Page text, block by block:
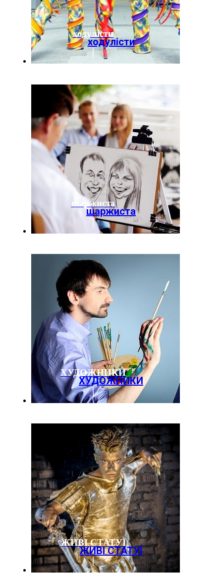
ходулісти
ходулісти
шаржиста
шаржиста
ХУДОЖНИКИ
ХУДОЖНИКИ
ЖИВІ СТАТУЇ
ЖИВІ СТАТУЇ